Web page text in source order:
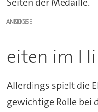
ANZEIGE
eiten im
Allerdings spielt die
gewichtige Rolle bei